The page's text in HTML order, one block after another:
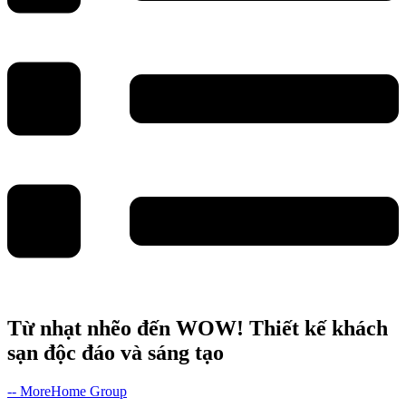
Từ nhạt nhẽo đến WOW! Thiết kế khách
sạn độc đáo và sáng tạo
-- MoreHome Group